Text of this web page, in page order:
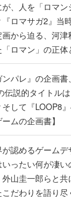
が、人を「ロマ
『ロマサガ2』当
画から迫る、河津
「ロマン」の正
ンパレ』の企画
伝説的タイトル
そして『LOOP8
ームの企画書】
が認めるゲーム
いったい何が凄
外山圭一郎らと
こだわりを語り